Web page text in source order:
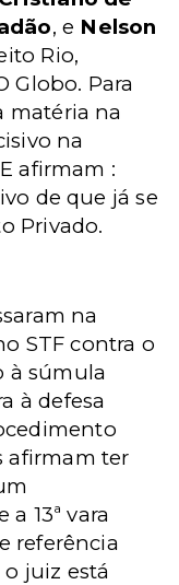
, e Nelson
Rio,
Globo. Para
matéria na
na
afirmam :
de que já se
Privado.
na
STF contra o
à súmula
à defesa
afirmam ter
13ª vara
referência
juiz está